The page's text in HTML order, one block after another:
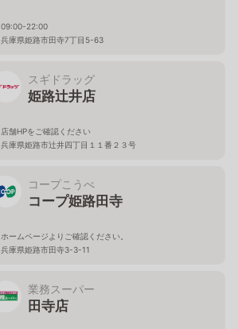
09:00-22:00
兵庫県姫路市田寺7丁目5-63
スギドラッグ
姫路辻井店
店舗HPをご確認ください
兵庫県姫路市辻井四丁目１１番２３号
コープこうべ
コープ姫路田寺
ホームページよりご確認ください。
兵庫県姫路市田寺3-3-11
業務スーパー
田寺店